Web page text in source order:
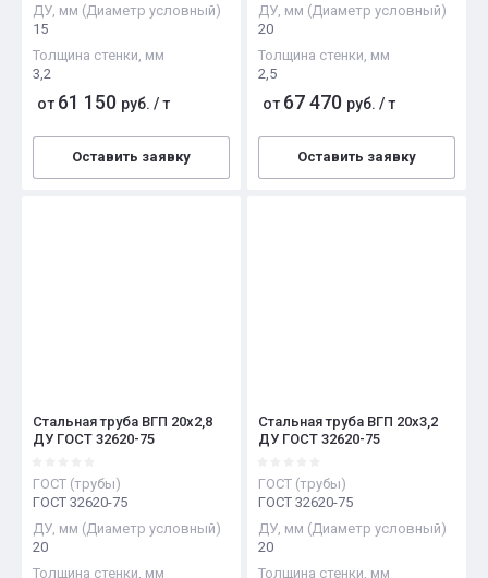
ДУ, мм (Диаметр условный)
15
Толщина стенки, мм
3,2
от 61 150 руб. /т
Оставить заявку
ДУ, мм (Диаметр условный)
20
Толщина стенки, мм
2,5
от 67 470 руб. /т
Оставить заявку
Стальная труба ВГП 20х2,8
ДУ ГОСТ 32620-75
ГОСТ (трубы)
ГОСТ 32620-75
ДУ, мм (Диаметр условный)
20
Толщина стенки, мм
Стальная труба ВГП 20х3,2
ДУ ГОСТ 32620-75
ГОСТ (трубы)
ГОСТ 32620-75
ДУ, мм (Диаметр условный)
20
Толщина стенки, мм